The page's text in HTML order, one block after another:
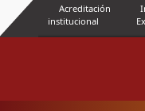
Acreditación
institucional